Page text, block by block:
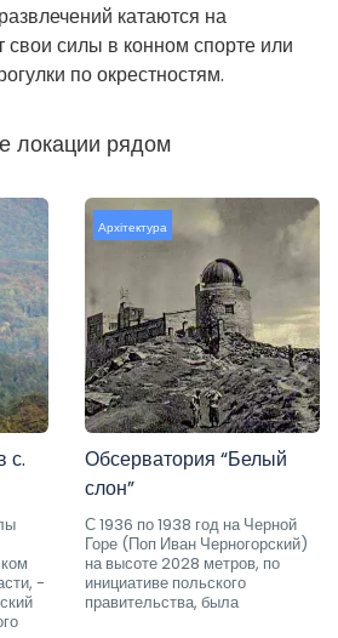
катаются на
свои силы в конном спорте или
по окрестностям.
локации рядом
с.
-
Архітектура
Обсерватория “Белый
слон”
С 1936 по 1938 год на Черной
Горе (Поп Иван Черногорский)
на высоте 2028 метров, по
инициативе польского
правительства, была